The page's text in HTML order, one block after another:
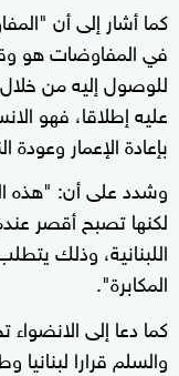
كما أشار إلى أن
في المفاوضات هو
للوصول إليه من
عليه إطلاقا، فهو
بإعادة الإعمار
وشدد على أن: "هذه
لكنها تصبح أقصر
اللبنانية، وذلك
المكابرة".
كما دعا إلى الانضواء
والسلم قرارا